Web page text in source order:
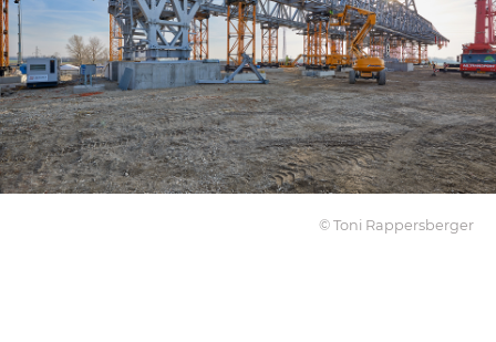
© Toni Rappersberger